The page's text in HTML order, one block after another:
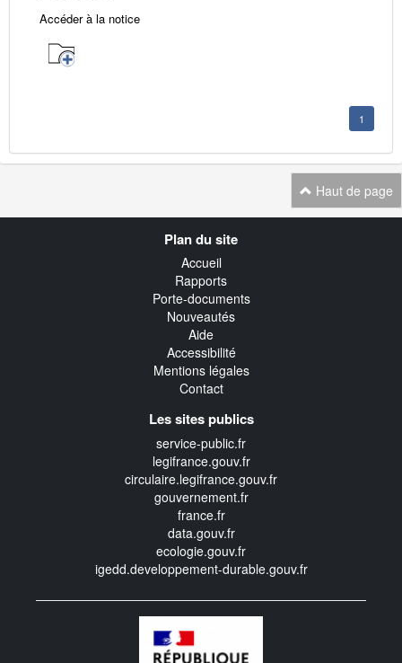
Accéder à la notice
1
Haut de page
Plan du site
Accueil
Rapports
Porte-documents
Nouveautés
Aide
Accessibilité
Mentions légales
Contact
Les sites publics
service-public.fr
legifrance.gouv.fr
circulaire.legifrance.gouv.fr
gouvernement.fr
france.fr
data.gouv.fr
ecologie.gouv.fr
igedd.developpement-durable.gouv.fr